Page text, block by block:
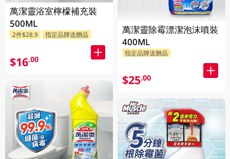
萬潔靈浴室檸檬補充裝
500ML
2件$28.9 指定品牌送贈品
$16.00
萬潔靈除霉漂潔泡沫噴裝
400ML
指定品牌送贈品
$25.00